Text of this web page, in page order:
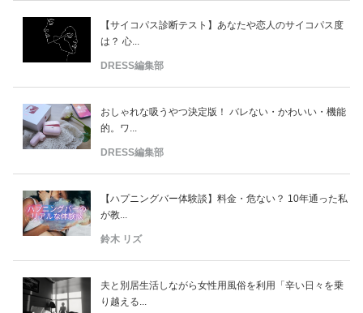
【サイコパス診断テスト】あなたや恋人のサイコパス度
は？ 心...
DRESS編集部
おしゃれな吸うやつ決定版！ バレない・かわいい・機能
的。ワ...
DRESS編集部
【ハプニングバー体験談】料金・危ない？ 10年通った私
が教...
鈴木 リズ
夫と別居生活しながら女性用風俗を利用「辛い日々を乗
り越える...